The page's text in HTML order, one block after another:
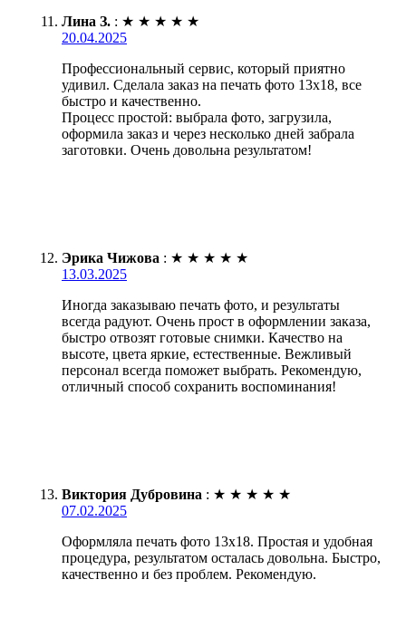
Лина З. : ★ ★ ★ ★ ★
20.04.2025
Профессиональный сервис, который приятно
удивил. Сделала заказ на печать фото 13х18, все
быстро и качественно.
Процесс простой: выбрала фото, загрузила,
оформила заказ и через несколько дней забрала
заготовки. Очень довольна результатом!
Эрика Чижова : ★ ★ ★ ★ ★
13.03.2025
Иногда заказываю печать фото, и результаты
всегда радуют. Очень прост в оформлении заказа,
быстро отвозят готовые снимки. Качество на
высоте, цвета яркие, естественные. Вежливый
персонал всегда поможет выбрать. Рекомендую,
отличный способ сохранить воспоминания!
Виктория Дубровина : ★ ★ ★ ★ ★
07.02.2025
Оформляла печать фото 13х18. Простая и удобная
процедура, результатом осталась довольна. Быстро,
качественно и без проблем. Рекомендую.